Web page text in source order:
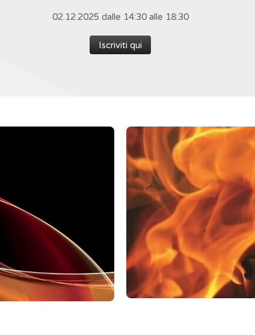
02.12.2025 dalle 14:30 alle 18:30
Iscriviti qui